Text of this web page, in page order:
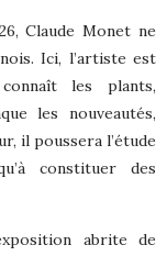
Claude Monet ne
Ici, l’artiste est
les plants,
les nouveautés,
il poussera l’étude
constituer des
abrite de